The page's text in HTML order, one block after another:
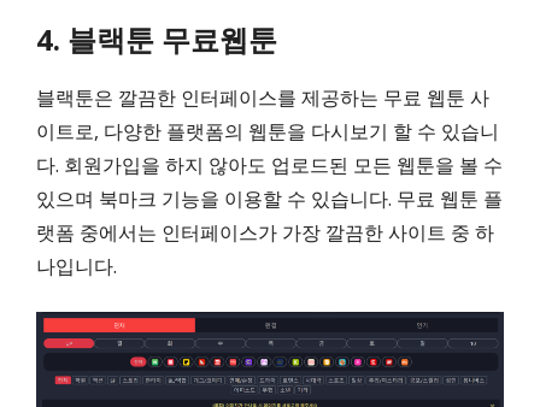
4. 블랙툰 무료웹툰
블랙툰은 깔끔한 인터페이스를 제공하는 무료 웹툰 사
이트로, 다양한 플랫폼의 웹툰을 다시보기 할 수 있습니
다. 회원가입을 하지 않아도 업로드된 모든 웹툰을 볼 수
있으며 북마크 기능을 이용할 수 있습니다. 무료 웹툰 플
랫폼 중에서는 인터페이스가 가장 깔끔한 사이트 중 하
나입니다.